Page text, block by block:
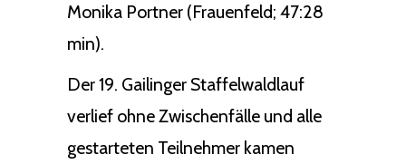
Monika Portner (Frauenfeld; 47:28
min).
Der 19. Gailinger Staffelwaldlauf
verlief ohne Zwischenfälle und alle
gestarteten Teilnehmer kamen